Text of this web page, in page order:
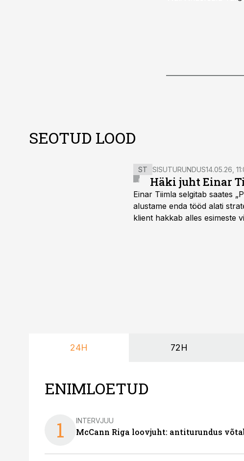
SEOTUD LOOD
ST SISUTURUNDUS14.05.26,
Häki juht Einar
Einar Tiimla selgitab saates
alustame enda tööd alati
klient hakkab alles esimeste
24H 72H
ENIMLOETUD
1 INTERVJUU
McCann Riga loovjuht: antiturundus